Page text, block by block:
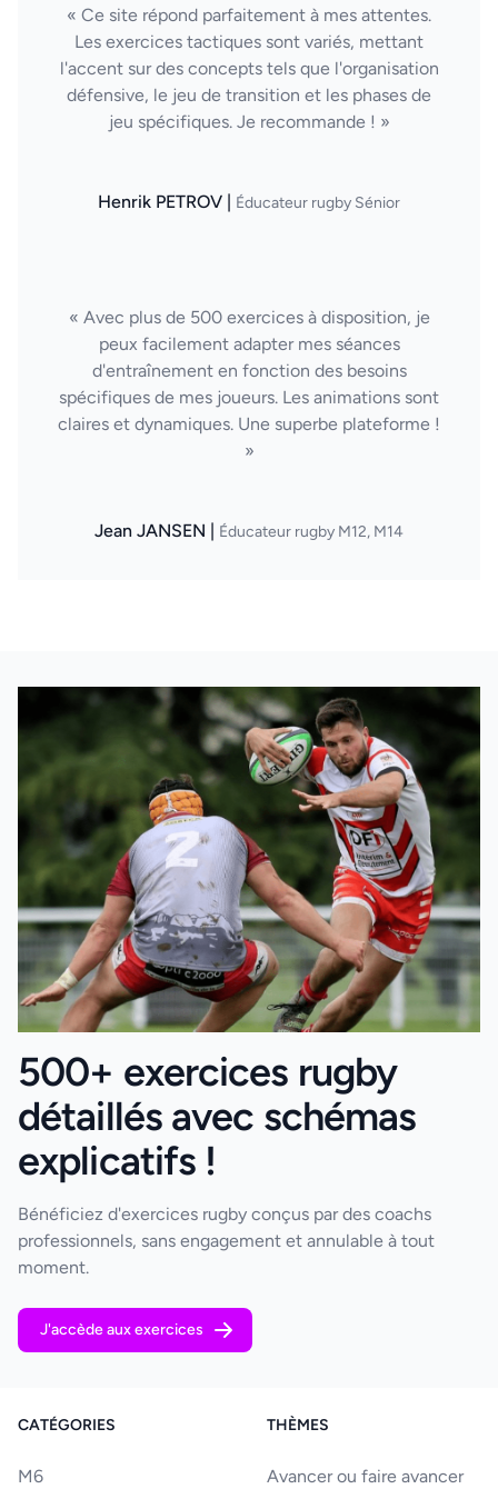
« Ce site répond parfaitement à mes attentes.
Les exercices tactiques sont variés, mettant
l'accent sur des concepts tels que l'organisation
défensive, le jeu de transition et les phases de
jeu spécifiques. Je recommande ! »
Henrik PETROV | Éducateur rugby Sénior
« Avec plus de 500 exercices à disposition, je
peux facilement adapter mes séances
d'entraînement en fonction des besoins
spécifiques de mes joueurs. Les animations sont
claires et dynamiques. Une superbe plateforme !
»
Jean JANSEN | Éducateur rugby M12, M14
500+ exercices rugby
détaillés avec schémas
explicatifs !
Bénéficiez d'exercices rugby conçus par des coachs
professionnels, sans engagement et annulable à tout
moment.
J'accède aux exercices
CATÉGORIES
M6
THÈMES
Avancer ou faire avancer